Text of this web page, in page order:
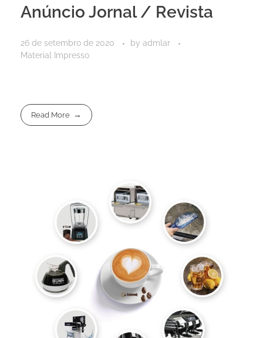
Anúncio Jornal / Revista
26 de setembro de 2020 by admlar
Material Impresso
Read More